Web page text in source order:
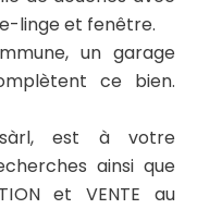
linge et fenêtre.
un garage
ce bien.
sàrl, est à votre
ainsi que
et VENTE au